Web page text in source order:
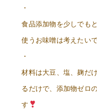
・
食品添加物を少しでも
使うお味噌は考えたい
・
材料は大豆、塩、麹だ
るだけで、添加物ゼロ
す